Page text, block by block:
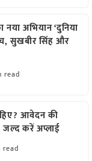
नया अभियान ‘दुनिया
सुखबीर सिंह और
read
आवेदन की
करें अप्लाई
read